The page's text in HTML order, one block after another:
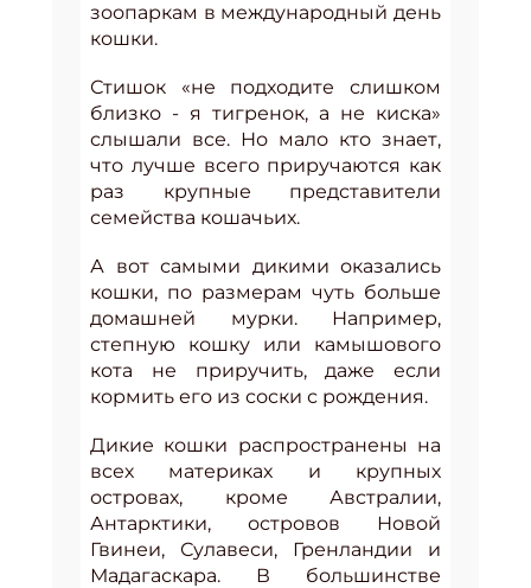
зоопаркам в международный день
кошки.
Стишок «не подходите слишком
близко - я тигренок, а не киска»
слышали все. Но мало кто знает,
что лучше всего приручаются как
раз крупные представители
семейства кошачьих.
А вот самыми дикими оказались
кошки, по размерам чуть больше
домашней мурки. Например,
степную кошку или камышового
кота не приручить, даже если
кормить его из соски с рождения.
Дикие кошки распространены на
всех материках и крупных
островах, кроме Австралии,
Антарктики, островов Новой
Гвинеи, Сулавеси, Гренландии и
Мадагаскара. В большинстве